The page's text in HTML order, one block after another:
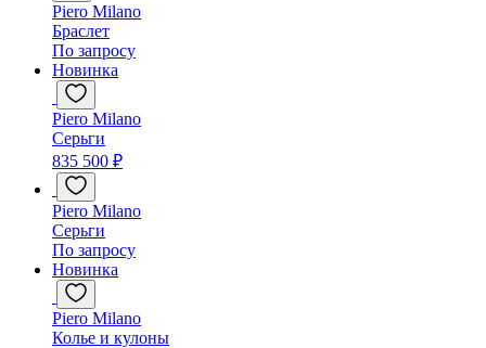
Piero Milano
Браслет
По запросу
Новинка
Piero Milano
Серьги
835 500 ₽
Piero Milano
Серьги
По запросу
Новинка
Piero Milano
Колье и кулоны